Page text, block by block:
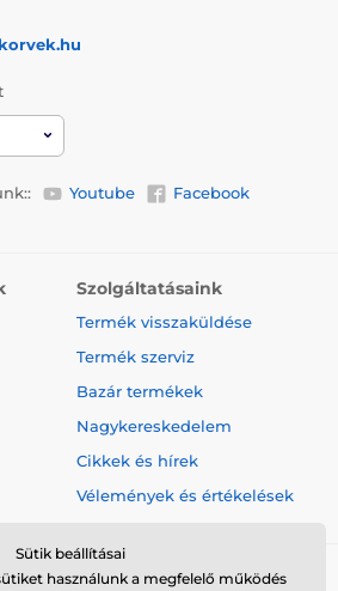
Youtube
Facebook
Szolgáltatásaink
Termék visszaküldése
Termék szerviz
Bazár termékek
Nagykereskedelem
Cikkek és hírek
Vélemények és értékelések
Sütik beállításai
használunk a megfelelő működés